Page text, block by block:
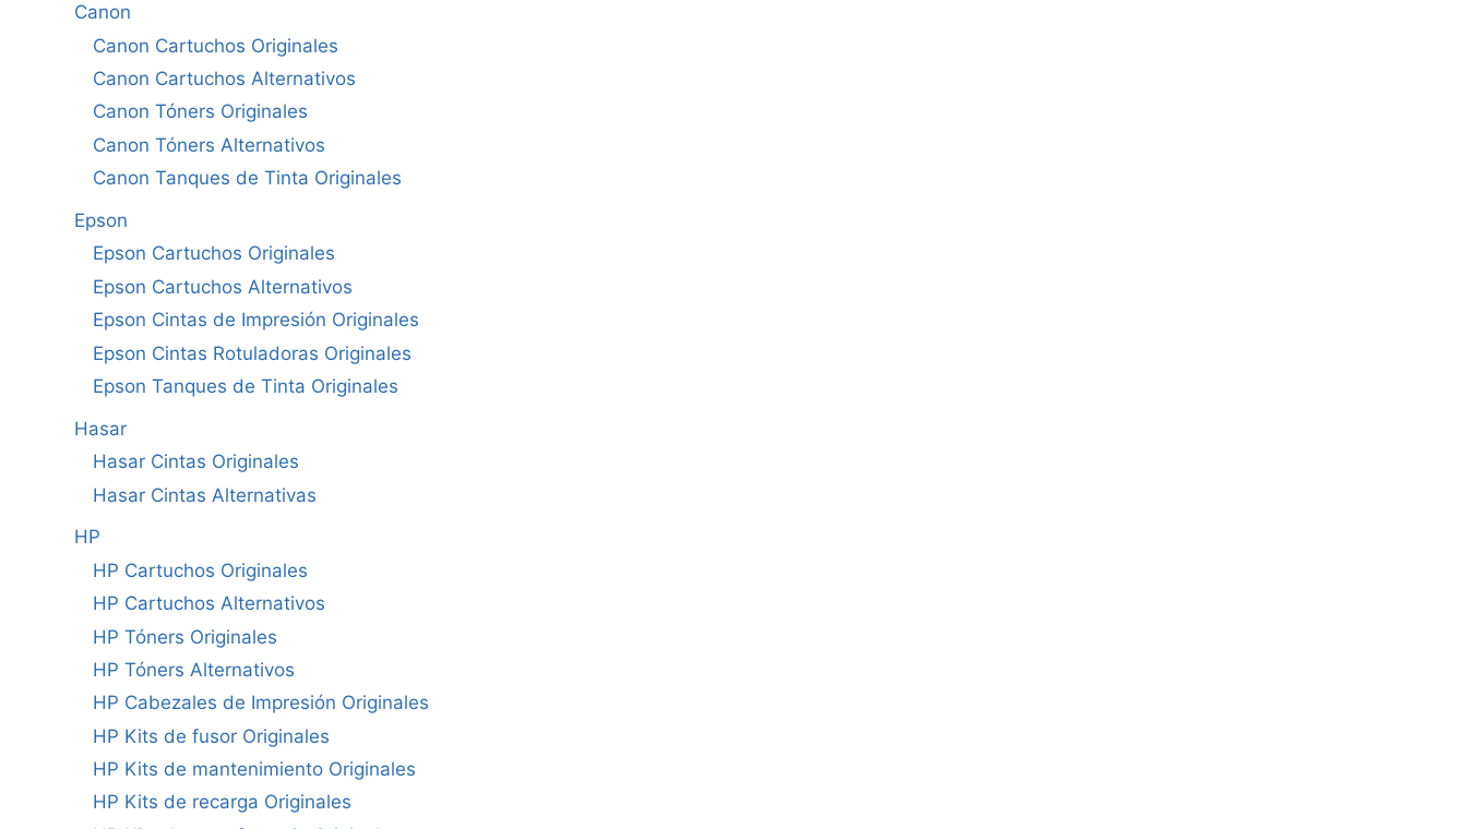
Canon
Canon Cartuchos Originales
Canon Cartuchos Alternativos
Canon Tóners Originales
Canon Tóners Alternativos
Canon Tanques de Tinta Originales
Epson
Epson Cartuchos Originales
Epson Cartuchos Alternativos
Epson Cintas de Impresión Originales
Epson Cintas Rotuladoras Originales
Epson Tanques de Tinta Originales
Hasar
Hasar Cintas Originales
Hasar Cintas Alternativas
HP
HP Cartuchos Originales
HP Cartuchos Alternativos
HP Tóners Originales
HP Tóners Alternativos
HP Cabezales de Impresión Originales
HP Kits de fusor Originales
HP Kits de mantenimiento Originales
HP Kits de recarga Originales